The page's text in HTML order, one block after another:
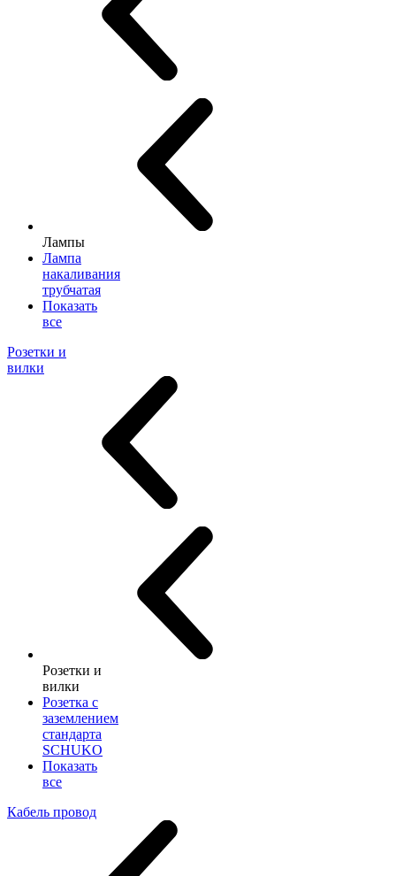
Лампы
Лампа
накаливания
трубчатая
Показать
все
Розетки и
вилки
Розетки и
вилки
Розетка с
заземлением
стандарта
SCHUKO
Показать
все
Кабель провод